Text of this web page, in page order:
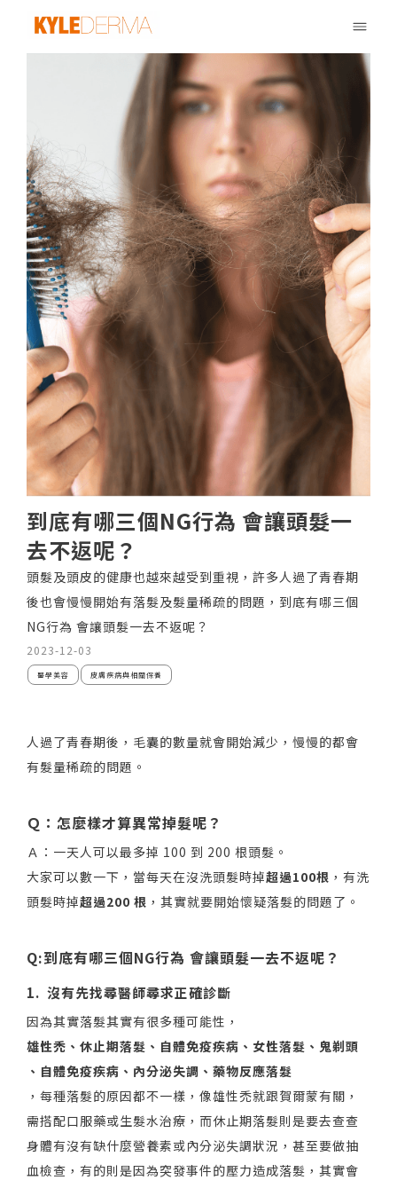
到底有哪三個NG行為 會讓頭髮一
去不返呢？
頭髮及頭皮的健康也越來越受到重視，許多人過了青春期
後也會慢慢開始有落髮及髮量稀疏的問題，到底有哪三個
NG行為 會讓頭髮一去不返呢？
2023-12-03
醫學美容 皮膚疾病與相關保養
人過了青春期後，毛囊的數量就會開始減少，慢慢的都會
有髮量稀疏的問題。
Ｑ：怎麼樣才算異常掉髮呢？
Ａ：一天人可以最多掉 100 到 200 根頭髮。
大家可以數一下，當每天在沒洗頭髮時掉超過100根 ，有洗
頭髮時掉超過200 根 ，其實就要開始懷疑落髮的問題了。
Q:到底有哪三個NG行為 會讓頭髮一去不返呢？
1.  沒有先找尋醫師尋求正確診斷
因為其實落髮其實有很多種可能性，
雄性禿、休止期落髮、自體免疫疾病、女性落髮、鬼剃頭
、自體免疫疾病、內分泌失調、藥物反應落髮
，每種落髮的原因都不一樣，像雄性禿就跟賀爾蒙有關，
需搭配口服藥或生髮水治療，而休止期落髮則是要去查查
身體有沒有缺什麼營養素或內分泌失調狀況，甚至要做抽
血檢查，有的則是因為突發事件的壓力造成落髮，其實會